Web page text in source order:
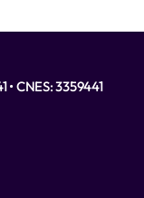
• CNES: 3359441